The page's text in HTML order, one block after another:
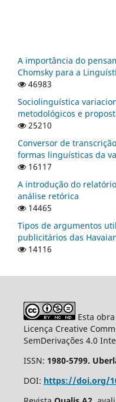
A importância do
Chomsky para a
46983
Sociolinguística
metodológicos e
25210
Conversor de
formas linguísticas da
16117
A introdução do
análise retórica
14465
Tipos de argumentos
publicitários das
14116
Esta
Licença Creative
SemDerivações 4.0
ISSN: 1980-5799.
DOI: https://doi.org/